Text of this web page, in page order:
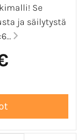
Se
ja säilytystä